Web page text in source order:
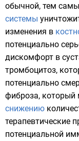
обычной, тем
системы
изменения в
потенциально
дискомфорт в
тромбоцитоз,
потенциально
фиброза, который
снижению
терапевтические
потенциальной